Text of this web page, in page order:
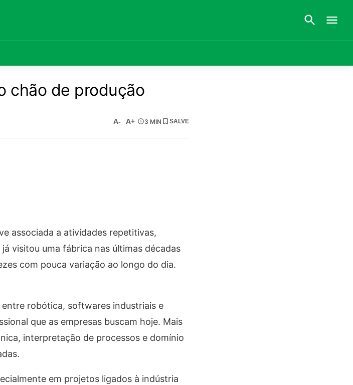
chão de produção
A- A+ 3 MIN SALVE
associada a atividades repetitivas,
visitou uma fábrica nas últimas décadas
com pouca variação ao longo do dia.
robótica, softwares industriais e
que as empresas buscam hoje. Mais
interpretação de processos e domínio
em projetos ligados à indústria